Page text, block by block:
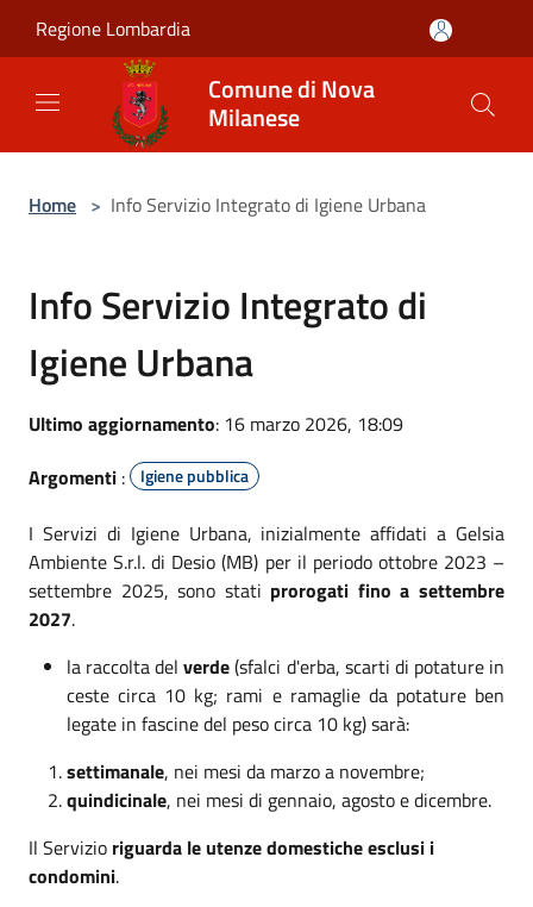
Regione Lombardia
Comune di Nova
Milanese
Home > Info Servizio Integrato di Igiene Urbana
Info Servizio Integrato di
Igiene Urbana
Ultimo aggiornamento: 16 marzo 2026, 18:09
Argomenti : Igiene pubblica
I Servizi di Igiene Urbana, inizialmente affidati a Gelsia
Ambiente S.r.l. di Desio (MB) per il periodo ottobre 2023 –
settembre 2025, sono stati prorogati fino a settembre
2027.
la raccolta delverde(sfalci d'erba, scarti di potature in
ceste circa 10 kg; rami e ramaglie da potature ben
legate in fascine del peso circa 10 kg) sarà:
settimanale, nei mesi da marzo a novembre;
quindicinale, nei mesi di gennaio, agosto e dicembre.
Il Servizio riguarda le utenze domestiche esclusi i
condomini.